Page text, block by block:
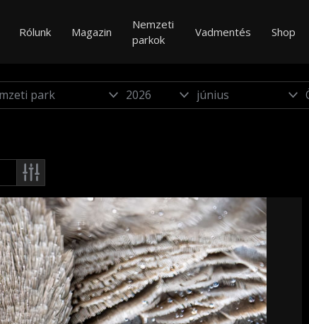
Rólunk Magazin
Nemzeti
parkok
Vadmentés Shop